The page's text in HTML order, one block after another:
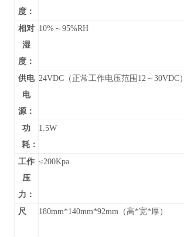
度：
相对
湿
度：
10%～95%RH
供电
电
源：
24VDC（正常工作电压范围12～30VDC）
功
耗：
1.5W
工作
压
力：
≤200Kpa
尺 180mm*140mm*92mm（高*宽*厚）